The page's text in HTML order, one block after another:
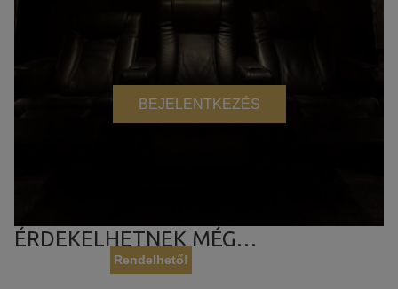
BEJELENTKEZÉS
ÉRDEKELHETNEK MÉG…
Rendelhető!